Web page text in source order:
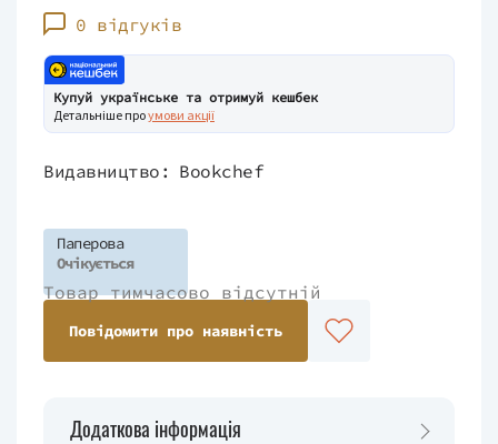
0 відгуків
Купуй українське та отримуй кешбек
Детальніше проумови акції
Видавництво: Bookchef
Паперова
Очікується
Товар тимчасово відсутній
Повідомити про наявність
Додаткова інформація